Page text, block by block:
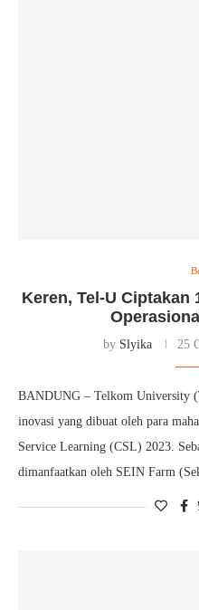
Keren, Tel-U
by Slyika 25
BANDUNG – Telkom University
inovasi yang dibuat oleh para
Service Learning (CSL) 2023.
dimanfaatkan oleh SEIN Farm